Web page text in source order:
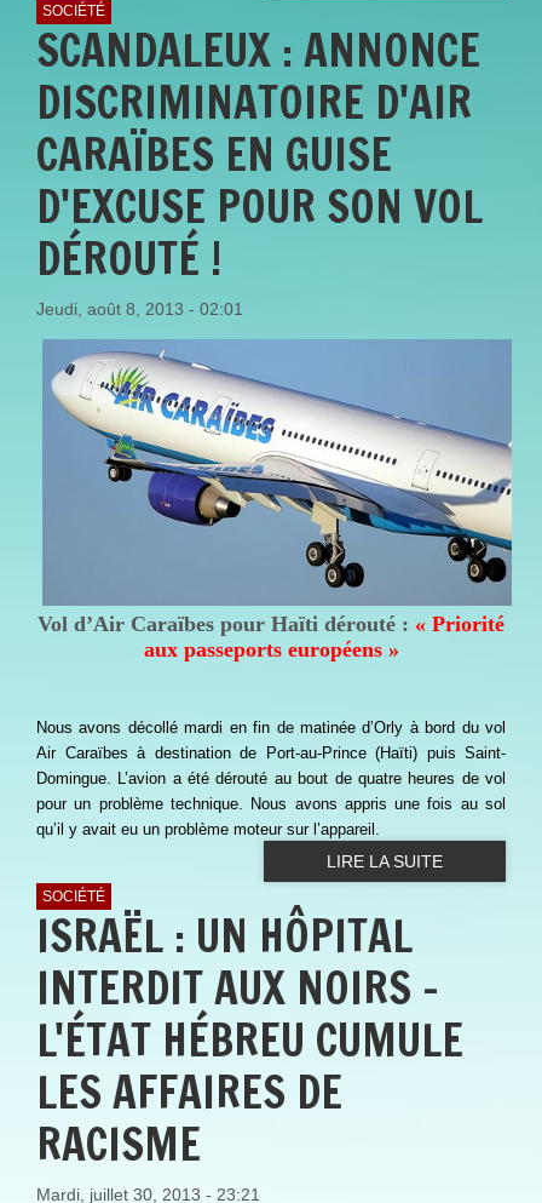
SOCIÉTÉ
SCANDALEUX : ANNONCE
DISCRIMINATOIRE D'AIR
CARAÏBES EN GUISE
D'EXCUSE POUR SON VOL
DÉROUTÉ !
Jeudi, août 8, 2013 - 02:01
Vol d’Air Caraïbes pour Haïti dérouté : « Priorité
aux passeports européens »
Nous avons décollé mardi en fin de matinée d’Orly à bord du vol
Air Caraïbes à destination de Port-au-Prince (Haïti) puis Saint-
Domingue. L’avion a été dérouté au bout de quatre heures de vol
pour un problème technique. Nous avons appris une fois au sol
qu’il y avait eu un problème moteur sur l’appareil.
LIRE LA SUITE
SOCIÉTÉ
ISRAËL : UN HÔPITAL
INTERDIT AUX NOIRS -
L'ÉTAT HÉBREU CUMULE
LES AFFAIRES DE
RACISME
Mardi, juillet 30, 2013 - 23:21